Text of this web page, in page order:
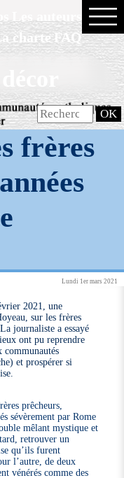
charte FAQ
frères
Lundi 1er mars 2021
2021, une
sur les frères
journaliste a essayé
ont pu reprendre
et prospérer si
prêcheurs,
sévèrement par Rome
mêlant mystique et
retrouver un
qu’ils furent
l’autre, de deux
vénérés comme des